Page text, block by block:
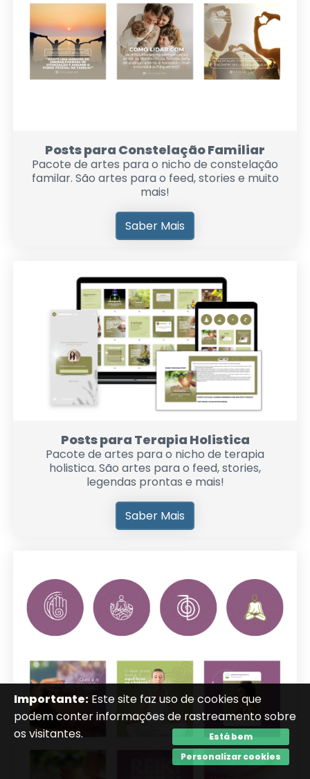
Posts para Constelação Familiar
Pacote de artes para o nicho de constelação
familar. São artes para o feed, stories e muito
mais!
Saber Mais
Posts para Terapia Holistica
Pacote de artes para o nicho de terapia
holistica. São artes para o feed, stories,
legendas prontas e mais!
Saber Mais
Importante: Este site faz uso de cookies que
podem conter informações de rastreamento sobre
os visitantes.
Está bem
Personalizar cookies